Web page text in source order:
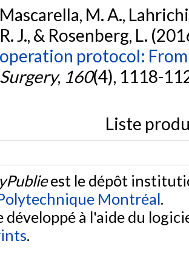
Mascarella, M. A.,
R. J., & Rosenberg, L.
operation protocol:
Surgery, 160(4), 1118-
Liste
est le dépôt
Montréal.
développé à l'aide du
.